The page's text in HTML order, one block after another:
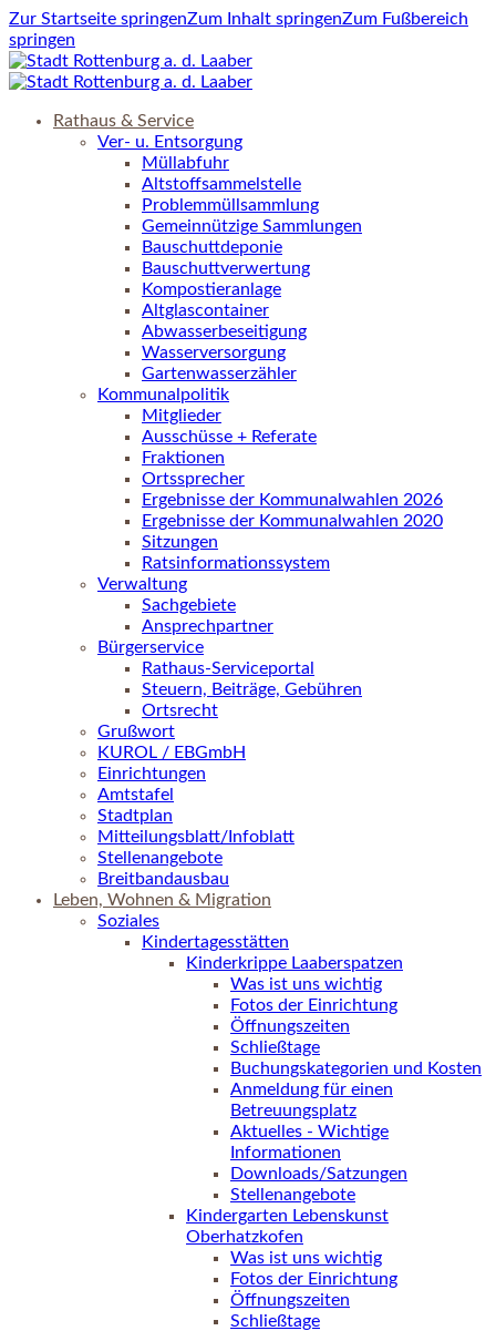
Zur Startseite springenZum Inhalt springenZum Fußbereich
springen
Rathaus & Service
Ver- u. Entsorgung
Müllabfuhr
Altstoffsammelstelle
Problemmüllsammlung
Gemeinnützige Sammlungen
Bauschuttdeponie
Bauschuttverwertung
Kompostieranlage
Altglascontainer
Abwasserbeseitigung
Wasserversorgung
Gartenwasserzähler
Kommunalpolitik
Mitglieder
Ausschüsse + Referate
Fraktionen
Ortssprecher
Ergebnisse der Kommunalwahlen 2026
Ergebnisse der Kommunalwahlen 2020
Sitzungen
Ratsinformationssystem
Verwaltung
Sachgebiete
Ansprechpartner
Bürgerservice
Rathaus-Serviceportal
Steuern, Beiträge, Gebühren
Ortsrecht
Grußwort
KUROL / EBGmbH
Einrichtungen
Amtstafel
Stadtplan
Mitteilungsblatt/Infoblatt
Stellenangebote
Breitbandausbau
Leben, Wohnen & Migration
Soziales
Kindertagesstätten
Kinderkrippe Laaberspatzen
Was ist uns wichtig
Fotos der Einrichtung
Öffnungszeiten
Schließtage
Buchungskategorien und Kosten
Anmeldung für einen
Betreuungsplatz
Aktuelles - Wichtige
Informationen
Downloads/Satzungen
Stellenangebote
Kindergarten Lebenskunst
Oberhatzkofen
Was ist uns wichtig
Fotos der Einrichtung
Öffnungszeiten
Schließtage